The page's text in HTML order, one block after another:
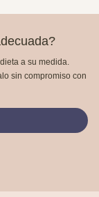
a su medida.
sin compromiso con